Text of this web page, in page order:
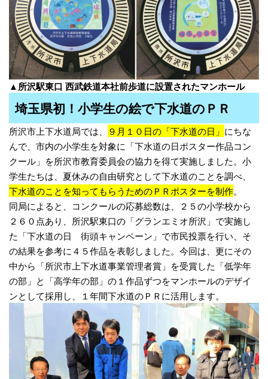
▲所沢駅東口 西武鉄道本社前歩道に設置されたマンホール
埼玉県初！小学生の絵で下水道のＰＲ
所沢市上下水道局では、 ９月１０日の「下水道の日」 にちな
んで、市内の小学生を対象に「下水道の日ポスター作品コン
クール」を所沢市教育委員会の協力を得て実施しました。小
学生たちは、夏休みの自由研究として下水道のことを調べ、
下水道のことを知ってもらうためのＰＲポスターを制作。
同局によると、コンクールの応募総数は、２５の小学校から
２６０点あり、所沢駅東口の「グランエミオ所沢」で実施し
た「下水道の日 街頭キャンペーン」で市民投票を行い、そ
の結果を参考に４５作品を表彰しました。今回は、更にその
中から「所沢市上下水道事業管理者賞」を受賞した「低学年
の部」と「高学年の部」の１作品ずつをマンホールのデザイ
ンとして採用し、１年間下水道のＰＲに活用します。